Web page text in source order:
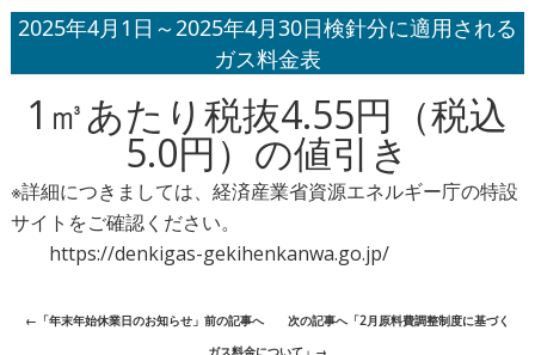
2025年4月1日～2025年4月30日検針分に適用される
ガス料金表
1㎥あたり税抜4.55円（税込
5.0円）の値引き
※詳細につきましては、経済産業省資源エネルギー庁の特設
サイトをご確認ください。
https://denkigas-gekihenkanwa.go.jp/
←「年末年始休業日のお知らせ」前の記事へ 次の記事へ「2月原料費調整制度に基づく
ガス料金について」→